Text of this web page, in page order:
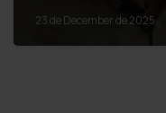
23 de December de 2025